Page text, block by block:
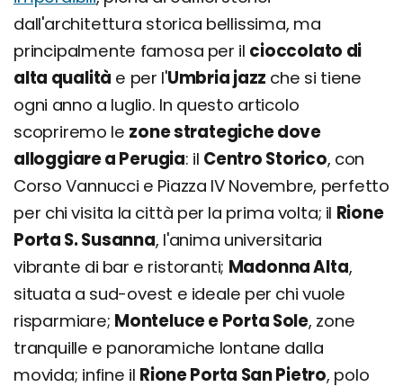
dall'architettura storica bellissima, ma
principalmente famosa per il cioccolato di
alta qualità e per l'Umbria jazz che si tiene
ogni anno a luglio. In questo articolo
scopriremo le zone strategiche dove
alloggiare a Perugia: il Centro Storico, con
Corso Vannucci e Piazza IV Novembre, perfetto
per chi visita la città per la prima volta; il Rione
Porta S. Susanna, l'anima universitaria
vibrante di bar e ristoranti; Madonna Alta,
situata a sud-ovest e ideale per chi vuole
risparmiare; Monteluce e Porta Sole, zone
tranquille e panoramiche lontane dalla
movida; infine il Rione Porta San Pietro, polo